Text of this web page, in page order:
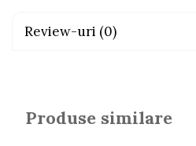
Review-uri (0)
Produse similare